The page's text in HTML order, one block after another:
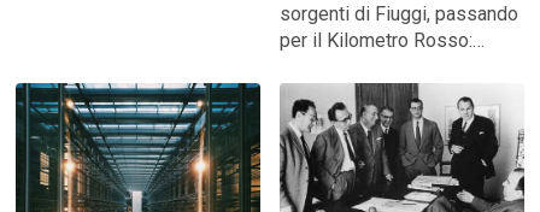
cucina. Fra scelte etiche e
consumi meno massivi
sorgenti di Fiuggi, passando
per il Kilometro Rosso:
di Leonardo Maria Del
Vecchio, investe in
tecnologie di frontiera e
brand storici, riscrivendo il
lessico dell’innovazione